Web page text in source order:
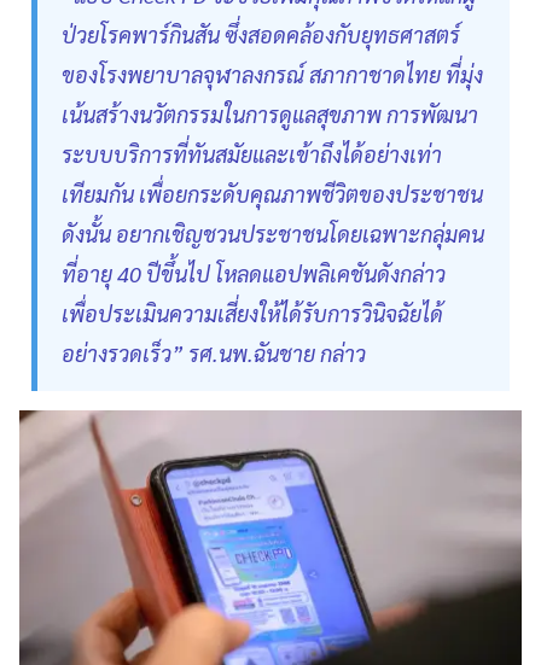
ป่วยโรคพาร์กินสัน ซึ่งสอดคล้องกับยุทธศาสตร์
ของโรงพยาบาลจุฬาลงกรณ์ สภากาชาดไทย ที่มุ่ง
เน้นสร้างนวัตกรรมในการดูแลสุขภาพ การพัฒนา
ระบบบริการที่ทันสมัยและเข้าถึงได้อย่างเท่า
เทียมกัน เพื่อยกระดับคุณภาพชีวิตของประชาชน
ดังนั้น อยากเชิญชวนประชาชนโดยเฉพาะกลุ่มคน
ที่อายุ 40 ปีขึ้นไป โหลดแอปพลิเคชันดังกล่าว
เพื่อประเมินความเสี่ยงให้ได้รับการวินิจฉัยได้
อย่างรวดเร็ว” รศ.นพ.ฉันชาย กล่าว